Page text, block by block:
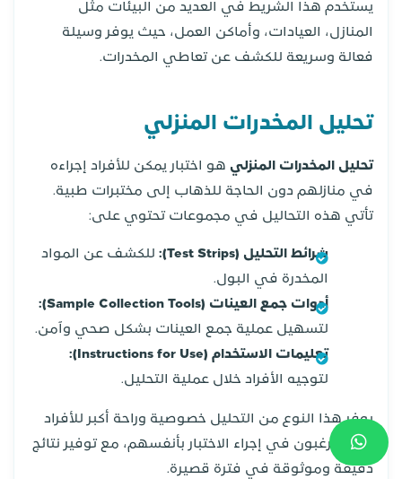
يستخدم هذا الشريط في العديد من البيئات مثل
المنازل، العيادات، وأماكن العمل، حيث يوفر وسيلة
فعالة وسريعة للكشف عن تعاطي المخدرات.
تحليل المخدرات المنزلي
تحليل المخدرات المنزلي هو اختبار يمكن للأفراد إجراءه
في منازلهم دون الحاجة للذهاب إلى مختبرات طبية.
تأتي هذه التحاليل في مجموعات تحتوي على:
شرائط التحليل (Test Strips):
للكشف عن المواد
المخدرة في البول.
أدوات جمع العينات (Sample Collection Tools):
لتسهيل عملية جمع العينات بشكل صحي وآمن.
تعليمات الاستخدام (Instructions for Use):
لتوجيه الأفراد خلال عملية التحليل.
يوفر هذا النوع من التحليل خصوصية وراحة أكبر للأفراد
الذين يرغبون في إجراء الاختبار بأنفسهم، مع توفير نتائج
دقيقة وموثوقة في فترة قصيرة.